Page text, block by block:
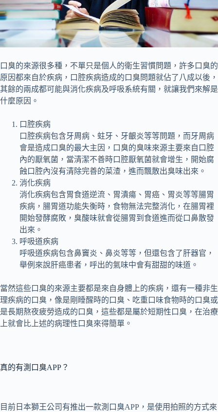
口臭的來源很多種，不單只是個人的衛生習慣問題，許多口臭的
原因都來自於疾病，口腔疾病造成的口臭問題就佔了八成以後，
其餘的兩成都可能與消化疾病及呼吸系統有關，就讓我們來解是
什麼原因。
口腔疾病
口腔疾病包含牙周病、蛀牙、牙齦炎等等問題，而牙周病
會是造成口臭的最大主因，口臭的臭味來源主要來自口腔
內的厭氧菌，當清潔不善時口腔厭氧菌就會增生，開始腐
蝕口腔內沒有清除完善的菜渣，進而飄散出臭味出來。
消化疾病
消化疾病包含胃食道逆流、胃潰瘍、胃癌、胃炎等等腸胃
疾病，腸胃道功能失衡時，食物無法完整消化，在腸胃裡
開始發酵腐敗，臭酸味就會從腸胃到食道進而從口鼻散發
出來。
呼吸道疾病
呼吸道疾病包含鼻竇炎、鼻炎等等，但還包含了肝器官，
舉例來說肝癌患者，呼出的氣味中會有甜甜的味道。
當然這些口臭的來源主要都是來自身體上的疾病，還有一種非生
理疾病的口臭，像是剛睡醒時的口臭、吃重口味食物時的口臭或
是長期熬夜疲勞造成的口臭，這些都是屬於短期性口臭，在治療
上就會比上述的病理性口臭來得簡單。
真的有測口臭APP？
目前日本獅王公司有推出一款測口臭APP，是使用拍照的方式來